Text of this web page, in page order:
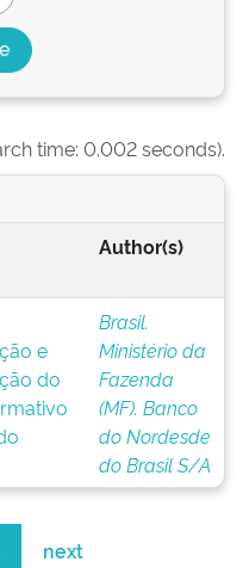
time: 0.002 seconds).
Author(s)
e
do
Brasil.
Ministério da
Fazenda
(MF). Banco
do Nordesde
do Brasil S/A
next